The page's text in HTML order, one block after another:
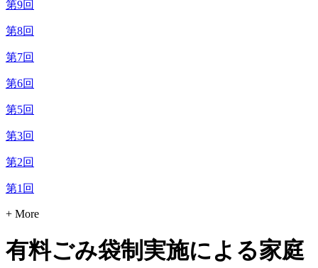
第9回
第8回
第7回
第6回
第5回
第3回
第2回
第1回
+ More
有料ごみ袋制実施による家庭